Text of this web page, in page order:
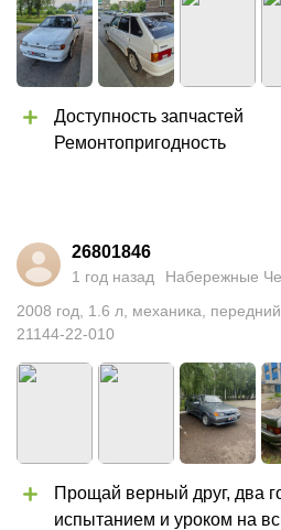
Доступность запчастей
Ремонтопригодность
26801846
1 год назад
Набережные
2008 год 1.6 л механика передний
21144-22-010
Прощай верный друг, два
испытанием и уроком на